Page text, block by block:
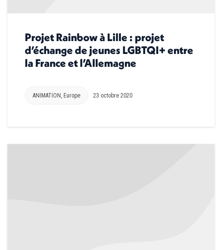
Projet Rainbow à Lille : projet
d’échange de jeunes LGBTQI+ entre
la France et l’Allemagne
ANIMATION, Europe 23 octobre 2020